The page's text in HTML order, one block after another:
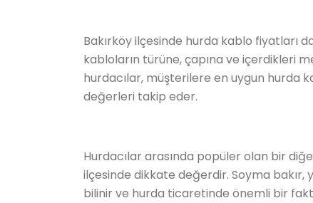
Bakırköy ilçesinde hurda kablo fiyatları
kabloların türüne, çapına ve içerdikleri
hurdacılar, müşterilere en uygun hurda
değerleri takip eder.
Hurdacılar arasında popüler olan bir
ilçesinde dikkate değerdir. Soyma bakır,
bilinir ve hurda ticaretinde önemli bir